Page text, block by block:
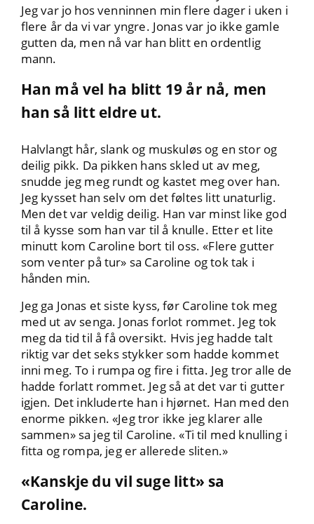
Jeg var jo hos venninnen min flere dager i uken i
flere år da vi var yngre. Jonas var jo ikke gamle
gutten da, men nå var han blitt en ordentlig
mann.
Han må vel ha blitt 19 år nå, men
han så litt eldre ut.
Halvlangt hår, slank og muskuløs og en stor og
deilig pikk. Da pikken hans skled ut av meg,
snudde jeg meg rundt og kastet meg over han.
Jeg kysset han selv om det føltes litt unaturlig.
Men det var veldig deilig. Han var minst like god
til å kysse som han var til å knulle. Etter et lite
minutt kom Caroline bort til oss. «Flere gutter
som venter på tur» sa Caroline og tok tak i
hånden min.
Jeg ga Jonas et siste kyss, før Caroline tok meg
med ut av senga. Jonas forlot rommet. Jeg tok
meg da tid til å få oversikt. Hvis jeg hadde talt
riktig var det seks stykker som hadde kommet
inni meg. To i rumpa og fire i fitta. Jeg tror alle de
hadde forlatt rommet. Jeg så at det var ti gutter
igjen. Det inkluderte han i hjørnet. Han med den
enorme pikken. «Jeg tror ikke jeg klarer alle
sammen» sa jeg til Caroline. «Ti til med knulling i
fitta og rompa, jeg er allerede sliten.»
«Kanskje du vil suge litt» sa
Caroline.